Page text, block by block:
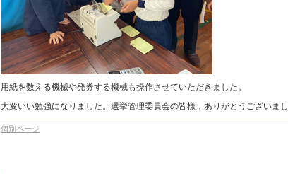
用紙を数える機械や発券する機械も操作させていただきました。
大変いい勉強になりました。選挙管理委員会の皆様，ありがとうございまし
個別ページ